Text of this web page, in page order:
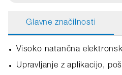
Glavne značilnosti
Visoko natančna
Upravljanje z aplikacijo,